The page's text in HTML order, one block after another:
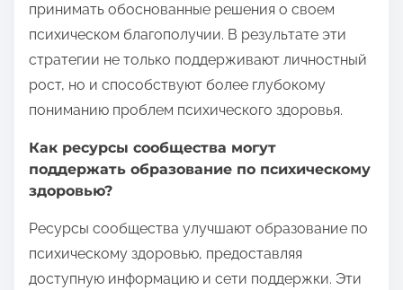
принимать обоснованные решения о своем
психическом благополучии. В результате эти
стратегии не только поддерживают личностный
рост, но и способствуют более глубокому
пониманию проблем психического здоровья.
Как ресурсы сообщества могут
поддержать образование по психическому
здоровью?
Ресурсы сообщества улучшают образование по
психическому здоровью, предоставляя
доступную информацию и сети поддержки. Эти